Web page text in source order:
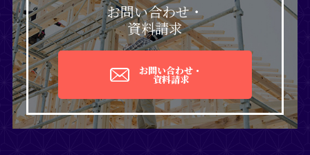
お問い合わせ・
資料請求
お問い合わせ・
資料請求